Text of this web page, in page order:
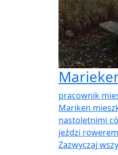
pracownik
Mariken
nastoletnimi
jeździ
Zazwyczaj